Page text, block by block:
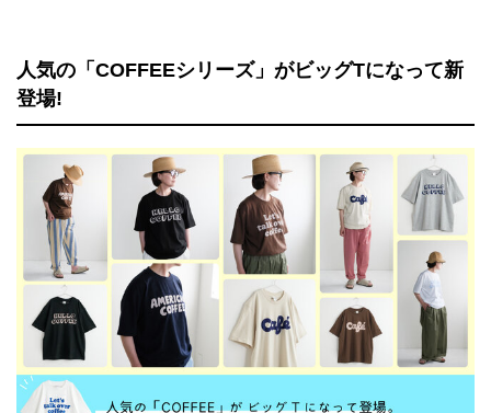
人気の「COFFEEシリーズ」がビッグTになって新
登場!